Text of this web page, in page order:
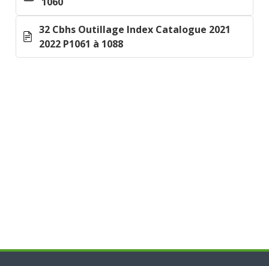
32 Cbhs Outillage Index Catalogue 2021
2022 P1061 à 1088